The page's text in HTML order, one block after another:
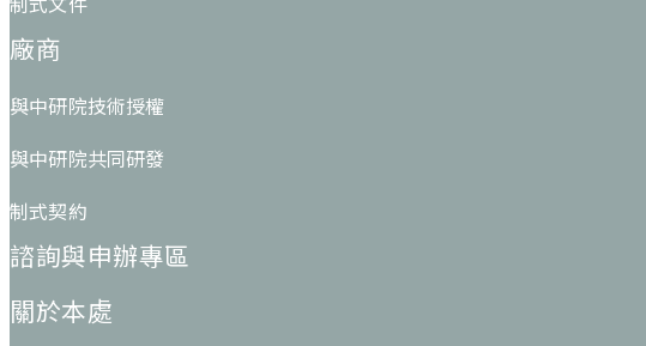
廠商
與中研院技術授權
與中研院共同研發
制式契約
諮詢與申辦專區
關於本處